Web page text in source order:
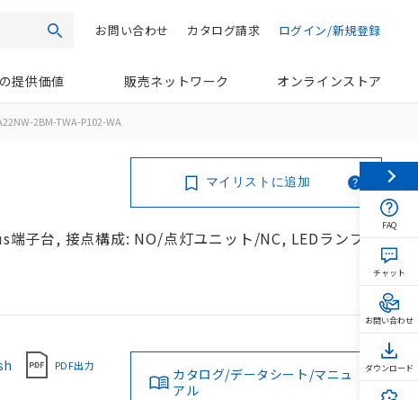
検索 ログイン/新規登録
カタログ請求
お問い合わせ
提供価値 販売ネットワーク オンラインストア
2BM-TWA-P102-WA
子台, 接点構成: NO/点灯ユニット/NC, LEDランプ
マイリストに追加
PDF出力
カタログ/データシート/マニュ
アル
FAQ
チャット
お問い合わせ
ダウンロード